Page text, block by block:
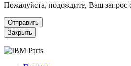
Пожалуйста, подождите, Ваш запрос
Отправить
Закрыть